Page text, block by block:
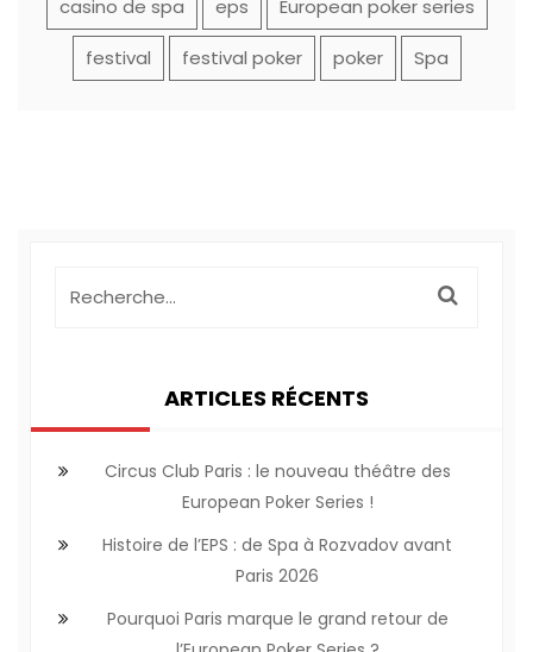
casino de spa eps European poker series
festival festival poker poker Spa
ARTICLES RÉCENTS
Circus Club Paris : le nouveau théâtre des
European Poker Series !
Histoire de l’EPS : de Spa à Rozvadov avant
Paris 2026
Pourquoi Paris marque le grand retour de